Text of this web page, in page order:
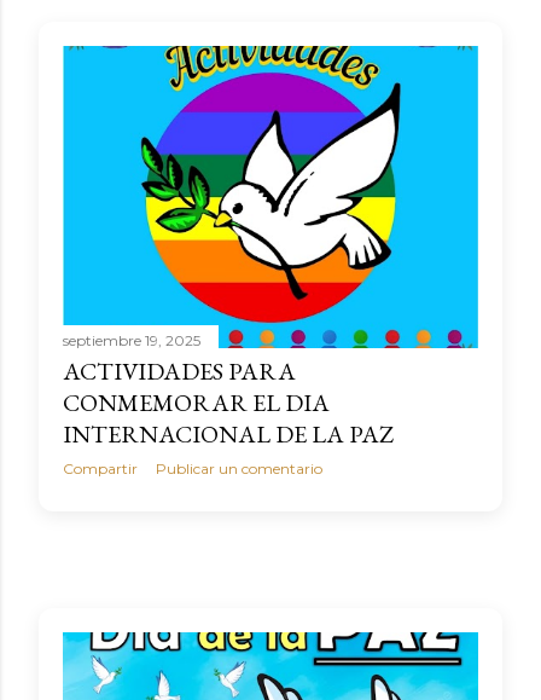
septiembre 19, 2025
ACTIVIDADES PARA
CONMEMORAR EL DIA
INTERNACIONAL DE LA PAZ
Compartir Publicar un comentario